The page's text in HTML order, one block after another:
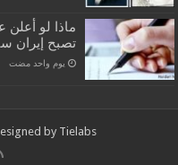
ماذا لو
تصبح إيران
‏يوم واحد مضت
by Tielabs